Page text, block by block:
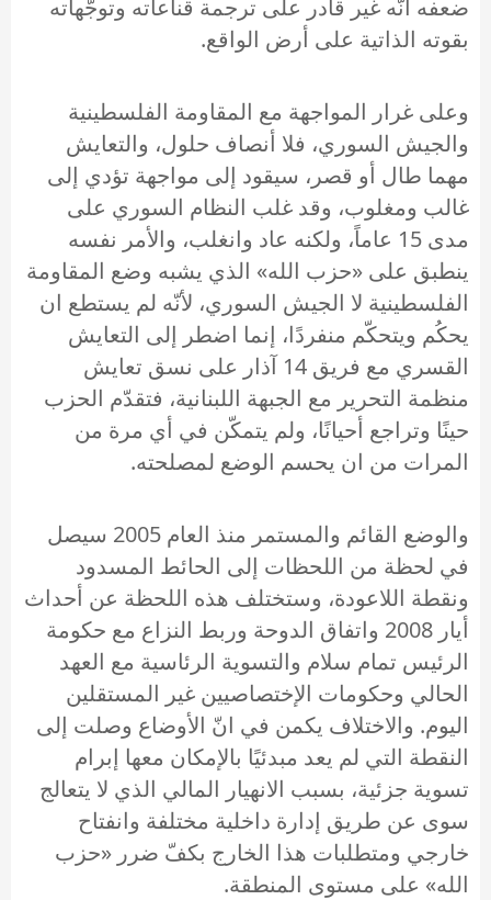
ضعفه انّه غير قادر على ترجمة قناعاته وتوجّهاته
بقوته الذاتية على أرض الواقع.
وعلى غرار المواجهة مع المقاومة الفلسطينية
والجيش السوري، فلا أنصاف حلول، والتعايش
مهما طال أو قصر، سيقود إلى مواجهة تؤدي إلى
غالب ومغلوب، وقد غلب النظام السوري على
مدى 15 عاماً، ولكنه عاد وانغلب، والأمر نفسه
ينطبق على «حزب الله» الذي يشبه وضع المقاومة
الفلسطينية لا الجيش السوري، لأنّه لم يستطع ان
يحكُم ويتحكّم منفردًا، إنما اضطر إلى التعايش
القسري مع فريق 14 آذار على نسق تعايش
منظمة التحرير مع الجبهة اللبنانية، فتقدّم الحزب
حينًا وتراجع أحيانًا، ولم يتمكّن في أي مرة من
المرات من ان يحسم الوضع لمصلحته.
والوضع القائم والمستمر منذ العام 2005 سيصل
في لحظة من اللحظات إلى الحائط المسدود
ونقطة اللاعودة، وستختلف هذه اللحظة عن أحداث
أيار 2008 واتفاق الدوحة وربط النزاع مع حكومة
الرئيس تمام سلام والتسوية الرئاسية مع العهد
الحالي وحكومات الإختصاصيين غير المستقلين
اليوم. والاختلاف يكمن في انّ الأوضاع وصلت إلى
النقطة التي لم يعد مبدئيًا بالإمكان معها إبرام
تسوية جزئية، بسبب الانهيار المالي الذي لا يتعالج
سوى عن طريق إدارة داخلية مختلفة وانفتاح
خارجي ومتطلبات هذا الخارج بكفّ ضرر «حزب
الله» على مستوى المنطقة.